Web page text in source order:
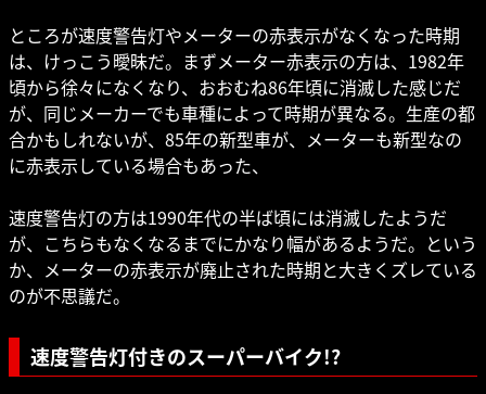
ところが速度警告灯やメーターの赤表示がなくなった時期
は、けっこう曖昧だ。まずメーター赤表示の方は、1982年
頃から徐々になくなり、おおむね86年頃に消滅した感じだ
が、同じメーカーでも車種によって時期が異なる。生産の都
合かもしれないが、85年の新型車が、メーターも新型なの
に赤表示している場合もあった、
速度警告灯の方は1990年代の半ば頃には消滅したようだ
が、こちらもなくなるまでにかなり幅があるようだ。という
か、メーターの赤表示が廃止された時期と大きくズレている
のが不思議だ。
速度警告灯付きのスーパーバイク!?